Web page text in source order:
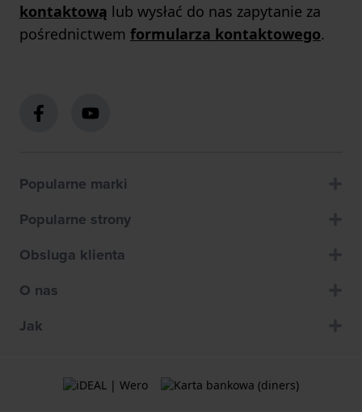
kontaktową lub wysłać do nas zapytanie za
pośrednictwem formularza kontaktowego.
Popularne marki
Popularne strony
Obsluga klienta
O nas
Jak